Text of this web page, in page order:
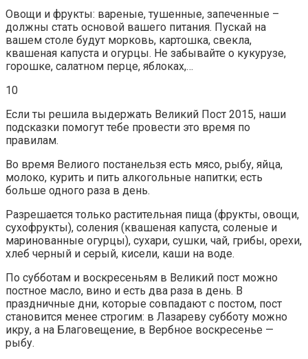
Овощи и фрукты: вареные, тушенные, запеченные –
должны стать основой вашего питания. Пускай на
вашем столе будут морковь, картошка, свекла,
квашеная капуста и огурцы. Не забывайте о кукурузе,
горошке, салатном перце, яблоках,…
10
Если ты решила выдержать Великий Пост 2015, наши
подсказки помогут тебе провести это время по
правилам.
Во время Велиого постанельзя есть мясо, рыбу, яйца,
молоко, курить и пить алкогольные напитки; есть
больше одного раза в день.
Разрешается только растительная пища (фрукты, овощи,
сухофрукты), соления (квашеная капуста, соленые и
маринованные огурцы), сухари, сушки, чай, грибы, орехи,
хлеб черный и серый, кисели, каши на воде.
По субботам и воскресеньям в Великий пост можно
постное масло, вино и есть два раза в день. В
праздничные дни, которые совпадают с постом, пост
становится менее строгим: в Лазареву субботу можно
икру, а на Благовещение, в Вербное воскресенье —
рыбу.